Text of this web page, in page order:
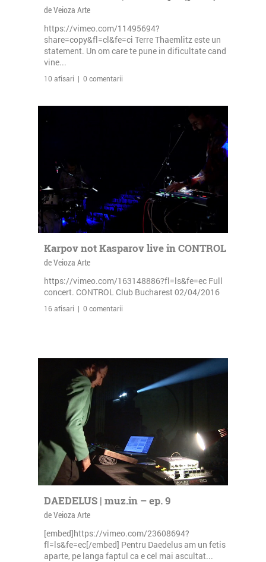
de Veioza Arte
https://vimeo.com/11495694?
share=copy&fl=cl&fe=ci Terre Thaemlitz este un
statement. Un om care te pune in dificultate cand
vine...
10 afisari | 0 comentarii
Karpov not Kasparov live in CONTROL
de Veioza Arte
https://vimeo.com/163148886?fl=ls&fe=ec Full
concert. CONTROL Club Bucharest 02/04/2016
16 afisari | 0 comentarii
DAEDELUS | muz.in – ep. 9
de Veioza Arte
[embed]https://vimeo.com/23608694?
fl=ls&fe=ec[/embed] Pentru Daedelus am un fetis
aparte, pe langa faptul ca e cel mai ascultat...